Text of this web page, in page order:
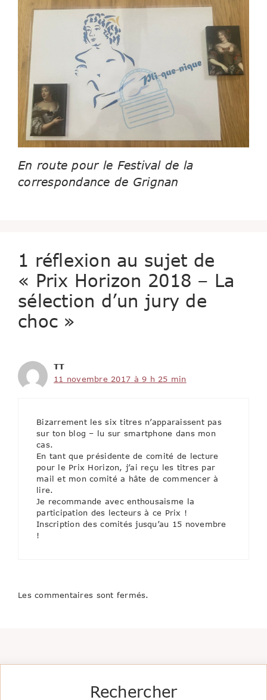
En route pour le Festival de la
correspondance de Grignan
1 réflexion au sujet de
« Prix Horizon 2018 – La
sélection d’un jury de
choc »
TT
11 novembre 2017 à 9 h 25 min
Bizarrement les six titres n’apparaissent pas
sur ton blog – lu sur smartphone dans mon
cas.
En tant que présidente de comité de lecture
pour le Prix Horizon, j’ai reçu les titres par
mail et mon comité a hâte de commencer à
lire.
Je recommande avec enthousaisme la
participation des lecteurs à ce Prix !
Inscription des comités jusqu’au 15 novembre
!
Les commentaires sont fermés.
Rechercher